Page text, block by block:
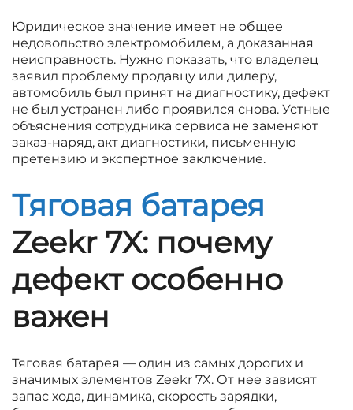
Юридическое значение имеет не общее
недовольство электромобилем, а доказанная
неисправность. Нужно показать, что владелец
заявил проблему продавцу или дилеру,
автомобиль был принят на диагностику, дефект
не был устранен либо проявился снова. Устные
объяснения сотрудника сервиса не заменяют
заказ-наряд, акт диагностики, письменную
претензию и экспертное заключение.
Тяговая батарея
Zeekr 7X: почему
дефект особенно
важен
Тяговая батарея — один из самых дорогих и
значимых элементов Zeekr 7X. От нее зависят
запас хода, динамика, скорость зарядки,